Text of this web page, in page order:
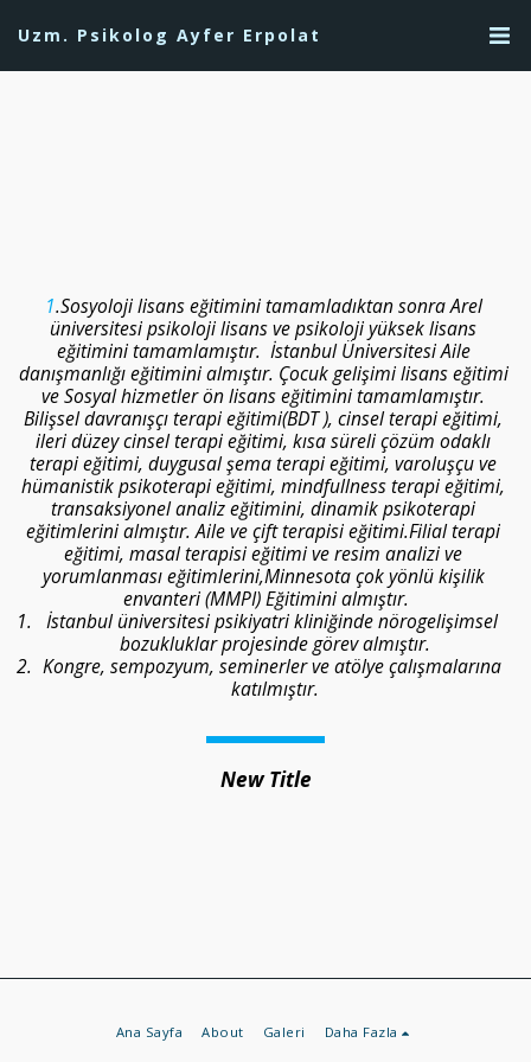
Uzm. Psikolog Ayfer Erpolat
1.Sosyoloji lisans eğitimini tamamladıktan sonra Arel
üniversitesi psikoloji lisans ve psikoloji yüksek lisans
eğitimini tamamlamıştır.  İstanbul Üniversitesi Aile
danışmanlığı eğitimini almıştır. Çocuk gelişimi lisans eğitimi
ve Sosyal hizmetler ön lisans eğitimini tamamlamıştır.
Bilişsel davranışçı terapi eğitimi(BDT ), cinsel terapi eğitimi,
ileri düzey cinsel terapi eğitimi, kısa süreli çözüm odaklı
terapi eğitimi, duygusal şema terapi eğitimi, varoluşçu ve
hümanistik psikoterapi eğitimi, mindfullness terapi eğitimi,
transaksiyonel analiz eğitimini, dinamik psikoterapi
eğitimlerini almıştır. Aile ve çift terapisi eğitimi.Filial terapi
eğitimi, masal terapisi eğitimi ve resim analizi ve
yorumlanması eğitimlerini,Minnesota çok yönlü kişilik
envanteri (MMPI) Eğitimini almıştır.
İstanbul üniversitesi psikiyatri kliniğinde nörogelişimsel
bozukluklar projesinde görev almıştır.
Kongre, sempozyum, seminerler ve atölye çalışmalarına
katılmıştır.
New Title
Ana Sayfa About Galeri Daha Fazla